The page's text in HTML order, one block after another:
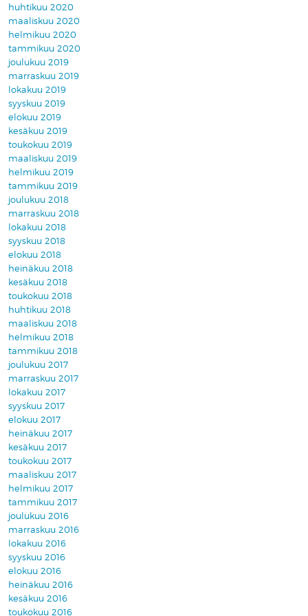
huhtikuu 2020
maaliskuu 2020
helmikuu 2020
tammikuu 2020
joulukuu 2019
marraskuu 2019
lokakuu 2019
syyskuu 2019
elokuu 2019
kesäkuu 2019
toukokuu 2019
maaliskuu 2019
helmikuu 2019
tammikuu 2019
joulukuu 2018
marraskuu 2018
lokakuu 2018
syyskuu 2018
elokuu 2018
heinäkuu 2018
kesäkuu 2018
toukokuu 2018
huhtikuu 2018
maaliskuu 2018
helmikuu 2018
tammikuu 2018
joulukuu 2017
marraskuu 2017
lokakuu 2017
syyskuu 2017
elokuu 2017
heinäkuu 2017
kesäkuu 2017
toukokuu 2017
maaliskuu 2017
helmikuu 2017
tammikuu 2017
joulukuu 2016
marraskuu 2016
lokakuu 2016
syyskuu 2016
elokuu 2016
heinäkuu 2016
kesäkuu 2016
toukokuu 2016